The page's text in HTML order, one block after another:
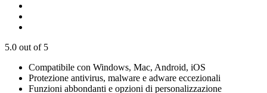
5.0 out of 5
Compatibile con Windows, Mac, Android, iOS
Protezione antivirus, malware e adware eccezionali
Funzioni abbondanti e opzioni di personalizzazione